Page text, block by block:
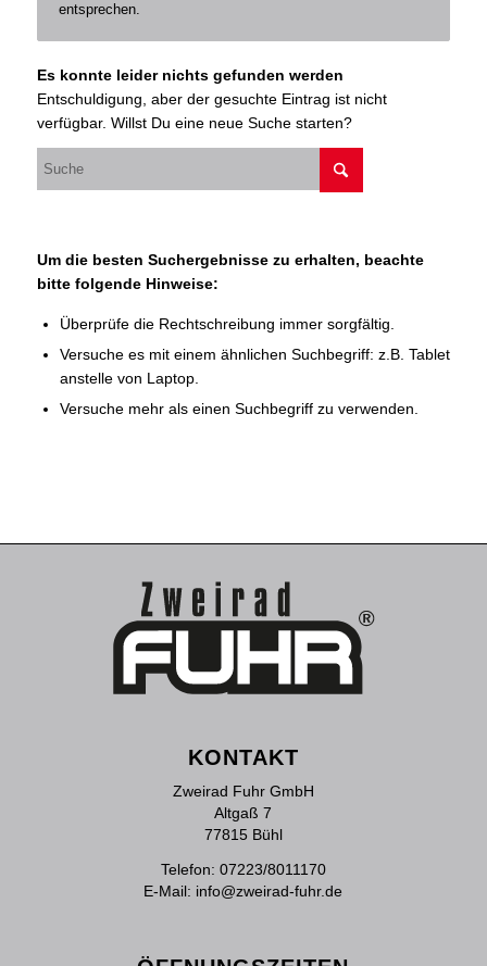
entsprechen.
Es konnte leider nichts gefunden werden
Entschuldigung, aber der gesuchte Eintrag ist nicht
verfügbar. Willst Du eine neue Suche starten?
Um die besten Suchergebnisse zu erhalten, beachte
bitte folgende Hinweise:
Überprüfe die Rechtschreibung immer sorgfältig.
Versuche es mit einem ähnlichen Suchbegriff: z.B. Tablet
anstelle von Laptop.
Versuche mehr als einen Suchbegriff zu verwenden.
KONTAKT
Zweirad Fuhr GmbH
Altgaß 7
77815 Bühl
Telefon: 07223/8011170
E-Mail: info@zweirad-fuhr.de